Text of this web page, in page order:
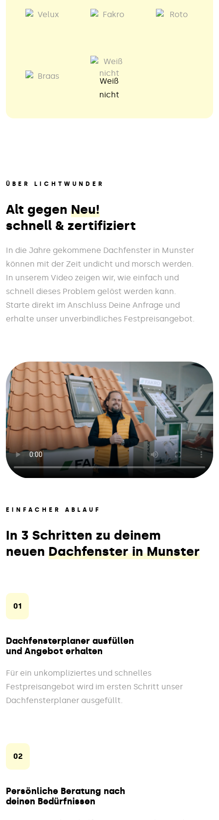
Weiß
nicht
ÜBER LICHTWUNDER
Alt gegen Neu!
schnell & zertifiziert
In die Jahre gekommene Dachfenster in Munster
können mit der Zeit undicht und morsch werden.
In unserem Video zeigen wir, wie einfach und
schnell dieses Problem gelöst werden kann.
Starte direkt im Anschluss Deine Anfrage und
erhalte unser unverbindliches Festpreisangebot.
EINFACHER ABLAUF
In 3 Schritten zu deinem
neuen Dachfenster in Munster
01
Dachfensterplaner ausfüllen
und Angebot erhalten
Für ein unkompliziertes und schnelles
Festpreisangebot wird im ersten Schritt unser
Dachfensterplaner ausgefüllt.
02
Persönliche Beratung nach
deinen Bedürfnissen